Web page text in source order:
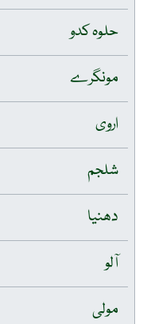
حلوہ کدو
مونگرے
اروی
شلجم
دھنیا
آلو
مولی